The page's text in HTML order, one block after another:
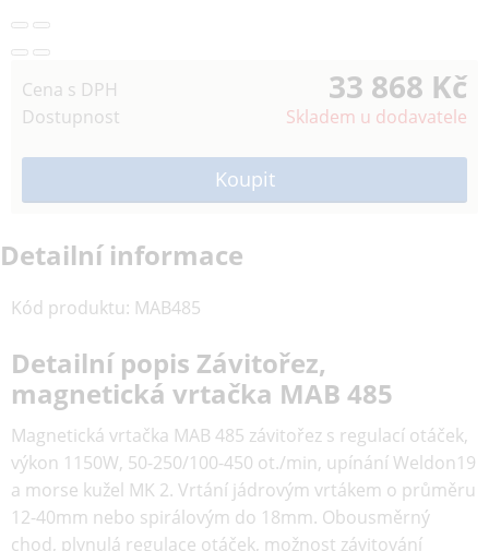
Cena s DPH 33 868 Kč
Dostupnost Skladem u dodavatele
Detailní informace
Kód produktu: MAB485
Detailní popis Závitořez,
magnetická vrtačka MAB 485
Magnetická vrtačka MAB 485 závitořez s regulací otáček,
výkon 1150W, 50-250/100-450 ot./min, upínání Weldon19
a morse kužel MK 2. Vrtání jádrovým vrtákem o průměru
12-40mm nebo spirálovým do 18mm. Obousměrný
chod, plynulá regulace otáček, možnost závitování